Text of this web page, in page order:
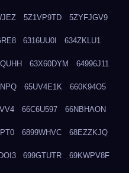
5Z1VP9TD 5ZYFJGV9
6316UU0I 634ZKLU1
63X60DYM 64996J11
65UV4E1K 660K94O5
66C6U597 66NBHAON
6899WHVC 68EZZKJQ
699GTUTR 69KWPV8F